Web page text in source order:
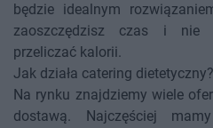
będzie idealnym
zaoszczędzisz czas i nie
przeliczać kalorii.
Jak działa catering dietetyczny?
Na rynku znajdziemy wiele
dostawą. Najczęściej